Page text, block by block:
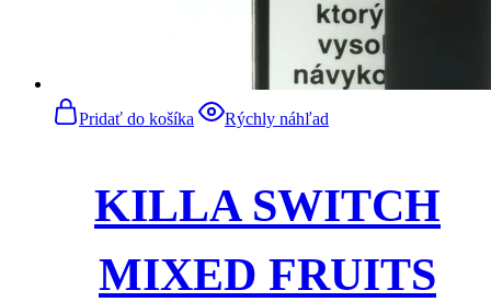
Pridať do košíka Rýchly náhľad
KILLA SWITCH
MIXED FRUITS